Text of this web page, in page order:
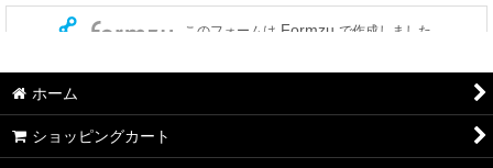
ホーム
ショッピングカート